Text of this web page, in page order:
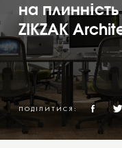
на
ZIKZAK
ПОДІЛИТИСЯ: